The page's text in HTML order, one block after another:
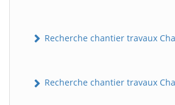
Recherche chantier travaux
Recherche chantier travaux